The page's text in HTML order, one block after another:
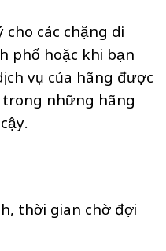
các chặng di
phố hoặc khi bạn
vụ của hãng được
những hãng
thời gian chờ đợi